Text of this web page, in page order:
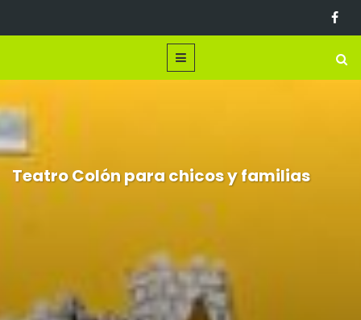
Teatro Colón para chicos y familias